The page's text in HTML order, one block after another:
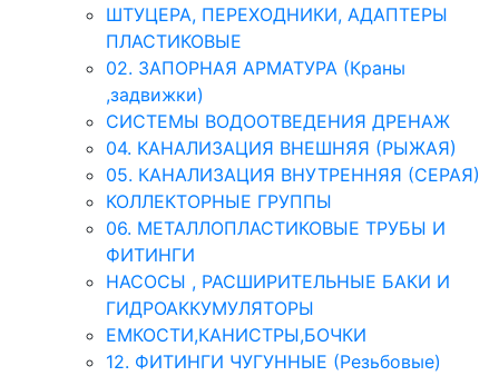
ШТУЦЕРА, ПЕРЕХОДНИКИ, АДАПТЕРЫ
ПЛАСТИКОВЫЕ
02. ЗАПОРНАЯ АРМАТУРА (Краны
,задвижки)
СИСТЕМЫ ВОДООТВЕДЕНИЯ ДРЕНАЖ
04. КАНАЛИЗАЦИЯ ВНЕШНЯЯ (РЫЖАЯ)
05. КАНАЛИЗАЦИЯ ВНУТРЕННЯЯ (СЕРАЯ)
КОЛЛЕКТОРНЫЕ ГРУППЫ
06. МЕТАЛЛОПЛАСТИКОВЫЕ ТРУБЫ И
ФИТИНГИ
НАСОСЫ , РАСШИРИТЕЛЬНЫЕ БАКИ И
ГИДРОАККУМУЛЯТОРЫ
ЕМКОСТИ,КАНИСТРЫ,БОЧКИ
12. ФИТИНГИ ЧУГУННЫЕ (Резьбовые)